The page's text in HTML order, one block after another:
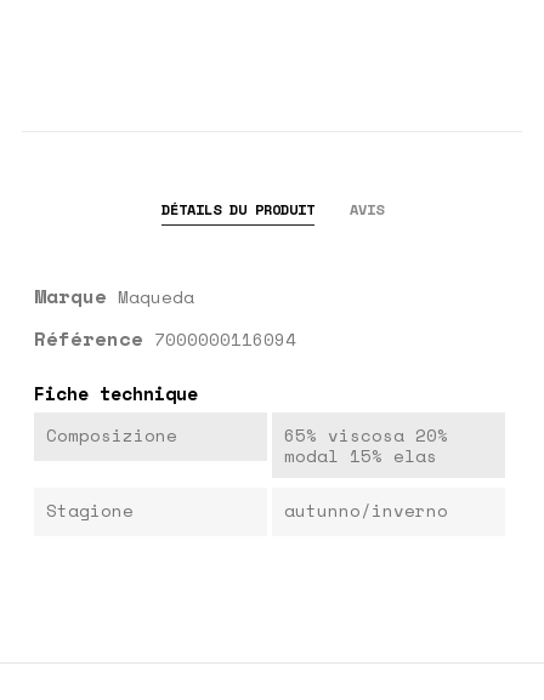
DÉTAILS DU PRODUIT AVIS
Marque Maqueda
Référence 7000000116094
Fiche technique
Composizione
65% viscosa 20%
modal 15% elas
Stagione autunno/inverno